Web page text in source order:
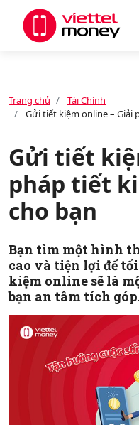
Dịch vụ
Khuyến mãi
Hỗ trợ
Trang chủ
Tài Chính
Gửi tiết kiệm online – Giải
Gửi tiết
pháp tiết
cho bạn
Bạn tìm một hình
cao và tiện lợi để
kiệm online sẽ là
bạn an tâm tích